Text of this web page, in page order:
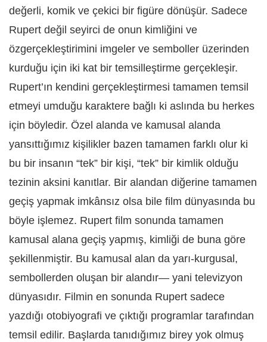
değerli, komik ve çekici bir figüre dönüşür. Sadece
Rupert değil seyirci de onun kimliğini ve
özgerçekleştirimini imgeler ve semboller üzerinden
kurduğu için iki kat bir temsilleştirme gerçekleşir.
Rupert’ın kendini gerçekleştirmesi tamamen temsil
etmeyi umduğu karaktere bağlı ki aslında bu herkes
için böyledir. Özel alanda ve kamusal alanda
yansıttığımız kişilikler bazen tamamen farklı olur ki
bu bir insanın “tek” bir kişi, “tek” bir kimlik olduğu
tezinin aksini kanıtlar. Bir alandan diğerine tamamen
geçiş yapmak imkânsız olsa bile film dünyasında bu
böyle işlemez. Rupert film sonunda tamamen
kamusal alana geçiş yapmış, kimliği de buna göre
şekillenmiştir. Bu kamusal alan da yarı-kurgusal,
sembollerden oluşan bir alandır— yani televizyon
dünyasıdır. Filmin en sonunda Rupert sadece
yazdığı otobiyografi ve çıktığı programlar tarafından
temsil edilir. Başlarda tanıdığımız birey yok olmuş